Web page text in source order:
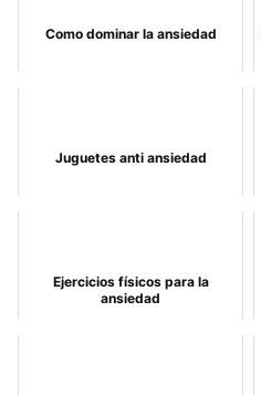
Como dominar la ansiedad
Juguetes anti ansiedad
Ejercicios físicos para la
ansiedad